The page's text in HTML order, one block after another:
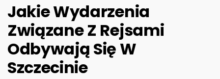
Jakie Wydarzenia
Związane Z Rejsami
Odbywają Się W
Szczecinie